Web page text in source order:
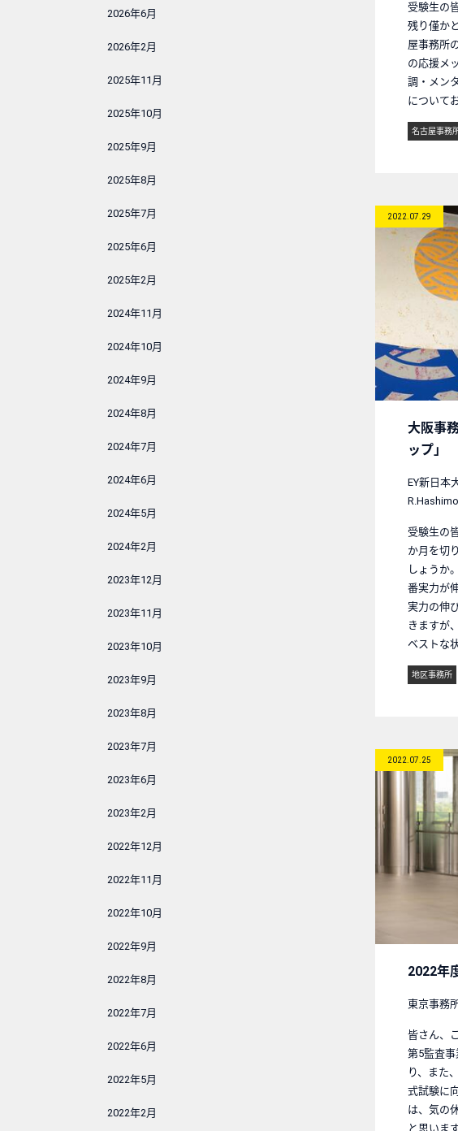
受験生の
残り僅か
屋事務所
の応援メ
調・メン
について
名古屋事務
2022.07.29
大阪事
ップ」
EY新日本
受験生の
か月を切
しょうか
番実力が
実力の伸
きますが
ベストな
地区事務所
2022.07.25
2022年
東京事務
皆さん、
第5監査
り、また
式試験に
は、気の
と思いま
2026年6月
2026年2月
2025年11月
2025年10月
2025年9月
2025年8月
2025年7月
2025年6月
2025年2月
2024年11月
2024年10月
2024年9月
2024年8月
2024年7月
2024年6月
2024年5月
2024年2月
2023年12月
2023年11月
2023年10月
2023年9月
2023年8月
2023年7月
2023年6月
2023年2月
2022年12月
2022年11月
2022年10月
2022年9月
2022年8月
2022年7月
2022年6月
2022年5月
2022年2月